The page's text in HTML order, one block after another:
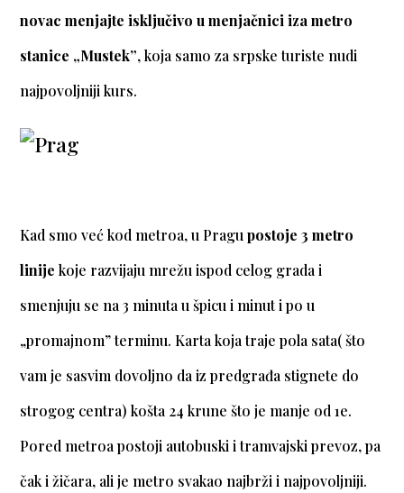
novac menjajte isključivo u menjačnici iza metro
stanice „Mustek”, koja samo za srpske turiste nudi
najpovoljniji kurs.
Kad smo već kod metroa, u Pragupostoje 3 metro
linije koje razvijaju mrežu ispod celog grada i
smenjuju se na 3 minuta u špicu i minut i po u
„promajnom” terminu. Karta koja traje pola sata( što
vam je sasvim dovoljno da iz predgrađa stignete do
strogog centra) košta 24 krune što je manje od 1e.
Pored metroa postoji autobuski i tramvajski prevoz, pa
čak i žičara, ali je metro svakao najbrži i najpovoljniji.